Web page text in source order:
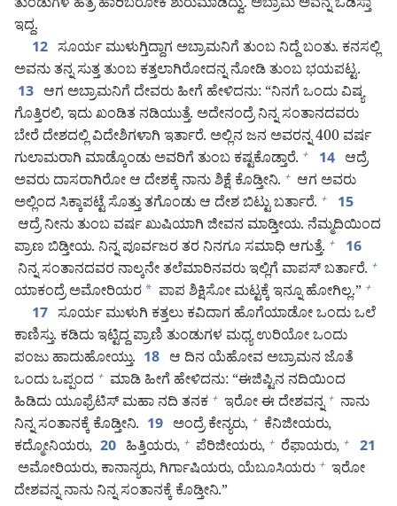
ತುಂಡುಗಳ ಹತ್ರ ಹಾರಿಬರೋಕೆ ಶುರುಮಾಡಿದ್ವು. ಅಬ್ರಾಮ ಅವನ್ನ ಓಡಿಸ್ತಾ
ಇದ್ದ.
12 ಸೂರ್ಯ ಮುಳುಗ್ತಿದ್ದಾಗ ಅಬ್ರಾಮನಿಗೆ ತುಂಬ ನಿದ್ದೆ ಬಂತು. ಕನಸಲ್ಲಿ
ಅವನು ತನ್ನ ಸುತ್ತ ತುಂಬ ಕತ್ತಲಾಗಿರೋದನ್ನ ನೋಡಿ ತುಂಬ ಭಯಪಟ್ಟ.
13 ಆಗ ಅಬ್ರಾಮನಿಗೆ ದೇವರು ಹೀಗೆ ಹೇಳಿದನು: “ನಿನಗೆ ಒಂದು ವಿಷ್ಯ
ಗೊತ್ತಿರಲಿ, ಇದು ಖಂಡಿತ ನಡಿಯುತ್ತೆ. ಅದೇನಂದ್ರೆ ನಿನ್ನ ಸಂತಾನದವರು
ಬೇರೆ ದೇಶದಲ್ಲಿ ವಿದೇಶಿಗಳಾಗಿ ಇರ್ತಾರೆ. ಅಲ್ಲಿನ ಜನ ಅವರನ್ನ 400 ವರ್ಷ
ಗುಲಾಮರಾಗಿ ಮಾಡ್ಕೊಂಡು ಅವರಿಗೆ ತುಂಬ ಕಷ್ಟಕೊಡ್ತಾರೆ. + 14 ಆದ್ರೆ
ಅವರು ದಾಸರಾಗಿರೋ ಆ ದೇಶಕ್ಕೆ ನಾನು ಶಿಕ್ಷೆ ಕೊಡ್ತೀನಿ. + ಆಗ ಅವರು
ಅಲ್ಲಿಂದ ಸಿಕ್ಕಾಪಟ್ಟೆ ಸೊತ್ತು ತಗೊಂಡು ಆ ದೇಶ ಬಿಟ್ಟು ಬರ್ತಾರೆ. + 15
ಆದ್ರೆ ನೀನು ತುಂಬ ವರ್ಷ ಖುಷಿಯಾಗಿ ಜೀವನ ಮಾಡ್ತೀಯ. ನೆಮ್ಮದಿಯಿಂದ
ಪ್ರಾಣ ಬಿಡ್ತೀಯ. ನಿನ್ನ ಪೂರ್ವಜರ ತರ ನಿನಗೂ ಸಮಾಧಿ ಆಗುತ್ತೆ. + 16
ನಿನ್ನ ಸಂತಾನದವರ ನಾಲ್ಕನೇ ತಲೆಮಾರಿನವರು ಇಲ್ಲಿಗೆ ವಾಪಸ್‌ ಬರ್ತಾರೆ. +
ಯಾಕಂದ್ರೆ ಅಮೋರಿಯರ * ಪಾಪ ಶಿಕ್ಷಿಸೋ ಮಟ್ಟಕ್ಕೆ ಇನ್ನೂ ಹೋಗಿಲ್ಲ.” +
17 ಸೂರ್ಯ ಮುಳುಗಿ ಕತ್ತಲು ಕವಿದಾಗ ಹೊಗೆಯಾಡೋ ಒಂದು ಒಲೆ
ಕಾಣಿಸ್ತು. ಕಡಿದು ಇಟ್ಟಿದ್ದ ಪ್ರಾಣಿ ತುಂಡುಗಳ ಮಧ್ಯ ಉರಿಯೋ ಒಂದು
ಪಂಜು ಹಾದುಹೋಯ್ತು. 18 ಆ ದಿನ ಯೆಹೋವ ಅಬ್ರಾಮನ ಜೊತೆ
ಒಂದು ಒಪ್ಪಂದ + ಮಾಡಿ ಹೀಗೆ ಹೇಳಿದನು: “ಈಜಿಪ್ಟಿನ ನದಿಯಿಂದ
ಹಿಡಿದು ಯೂಫ್ರೆಟಿಸ್‌ ಮಹಾ ನದಿ ತನಕ + ಇರೋ ಈ ದೇಶವನ್ನ + ನಾನು
ನಿನ್ನ ಸಂತಾನಕ್ಕೆ ಕೊಡ್ತೀನಿ. 19 ಅಂದ್ರೆ ಕೇನ್ಯರು, + ಕೆನಿಜೀಯರು,
ಕದ್ಮೋನಿಯರು, 20 ಹಿತ್ತಿಯರು, + ಪೆರಿಜೀಯರು, + ರೆಫಾಯರು, + 21
ಅಮೋರಿಯರು, ಕಾನಾನ್ಯರು, ಗಿರ್ಗಾಷಿಯರು, ಯೆಬೂಸಿಯರು + ಇರೋ
ದೇಶವನ್ನ ನಾನು ನಿನ್ನ ಸಂತಾನಕ್ಕೆ ಕೊಡ್ತೀನಿ.”